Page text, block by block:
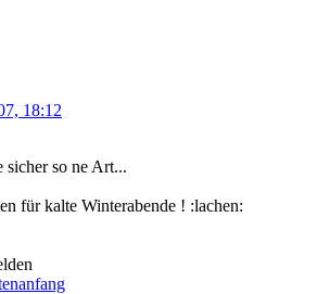
18:12
sicher so ne Art...
für kalte Winterabende ! :lachen: